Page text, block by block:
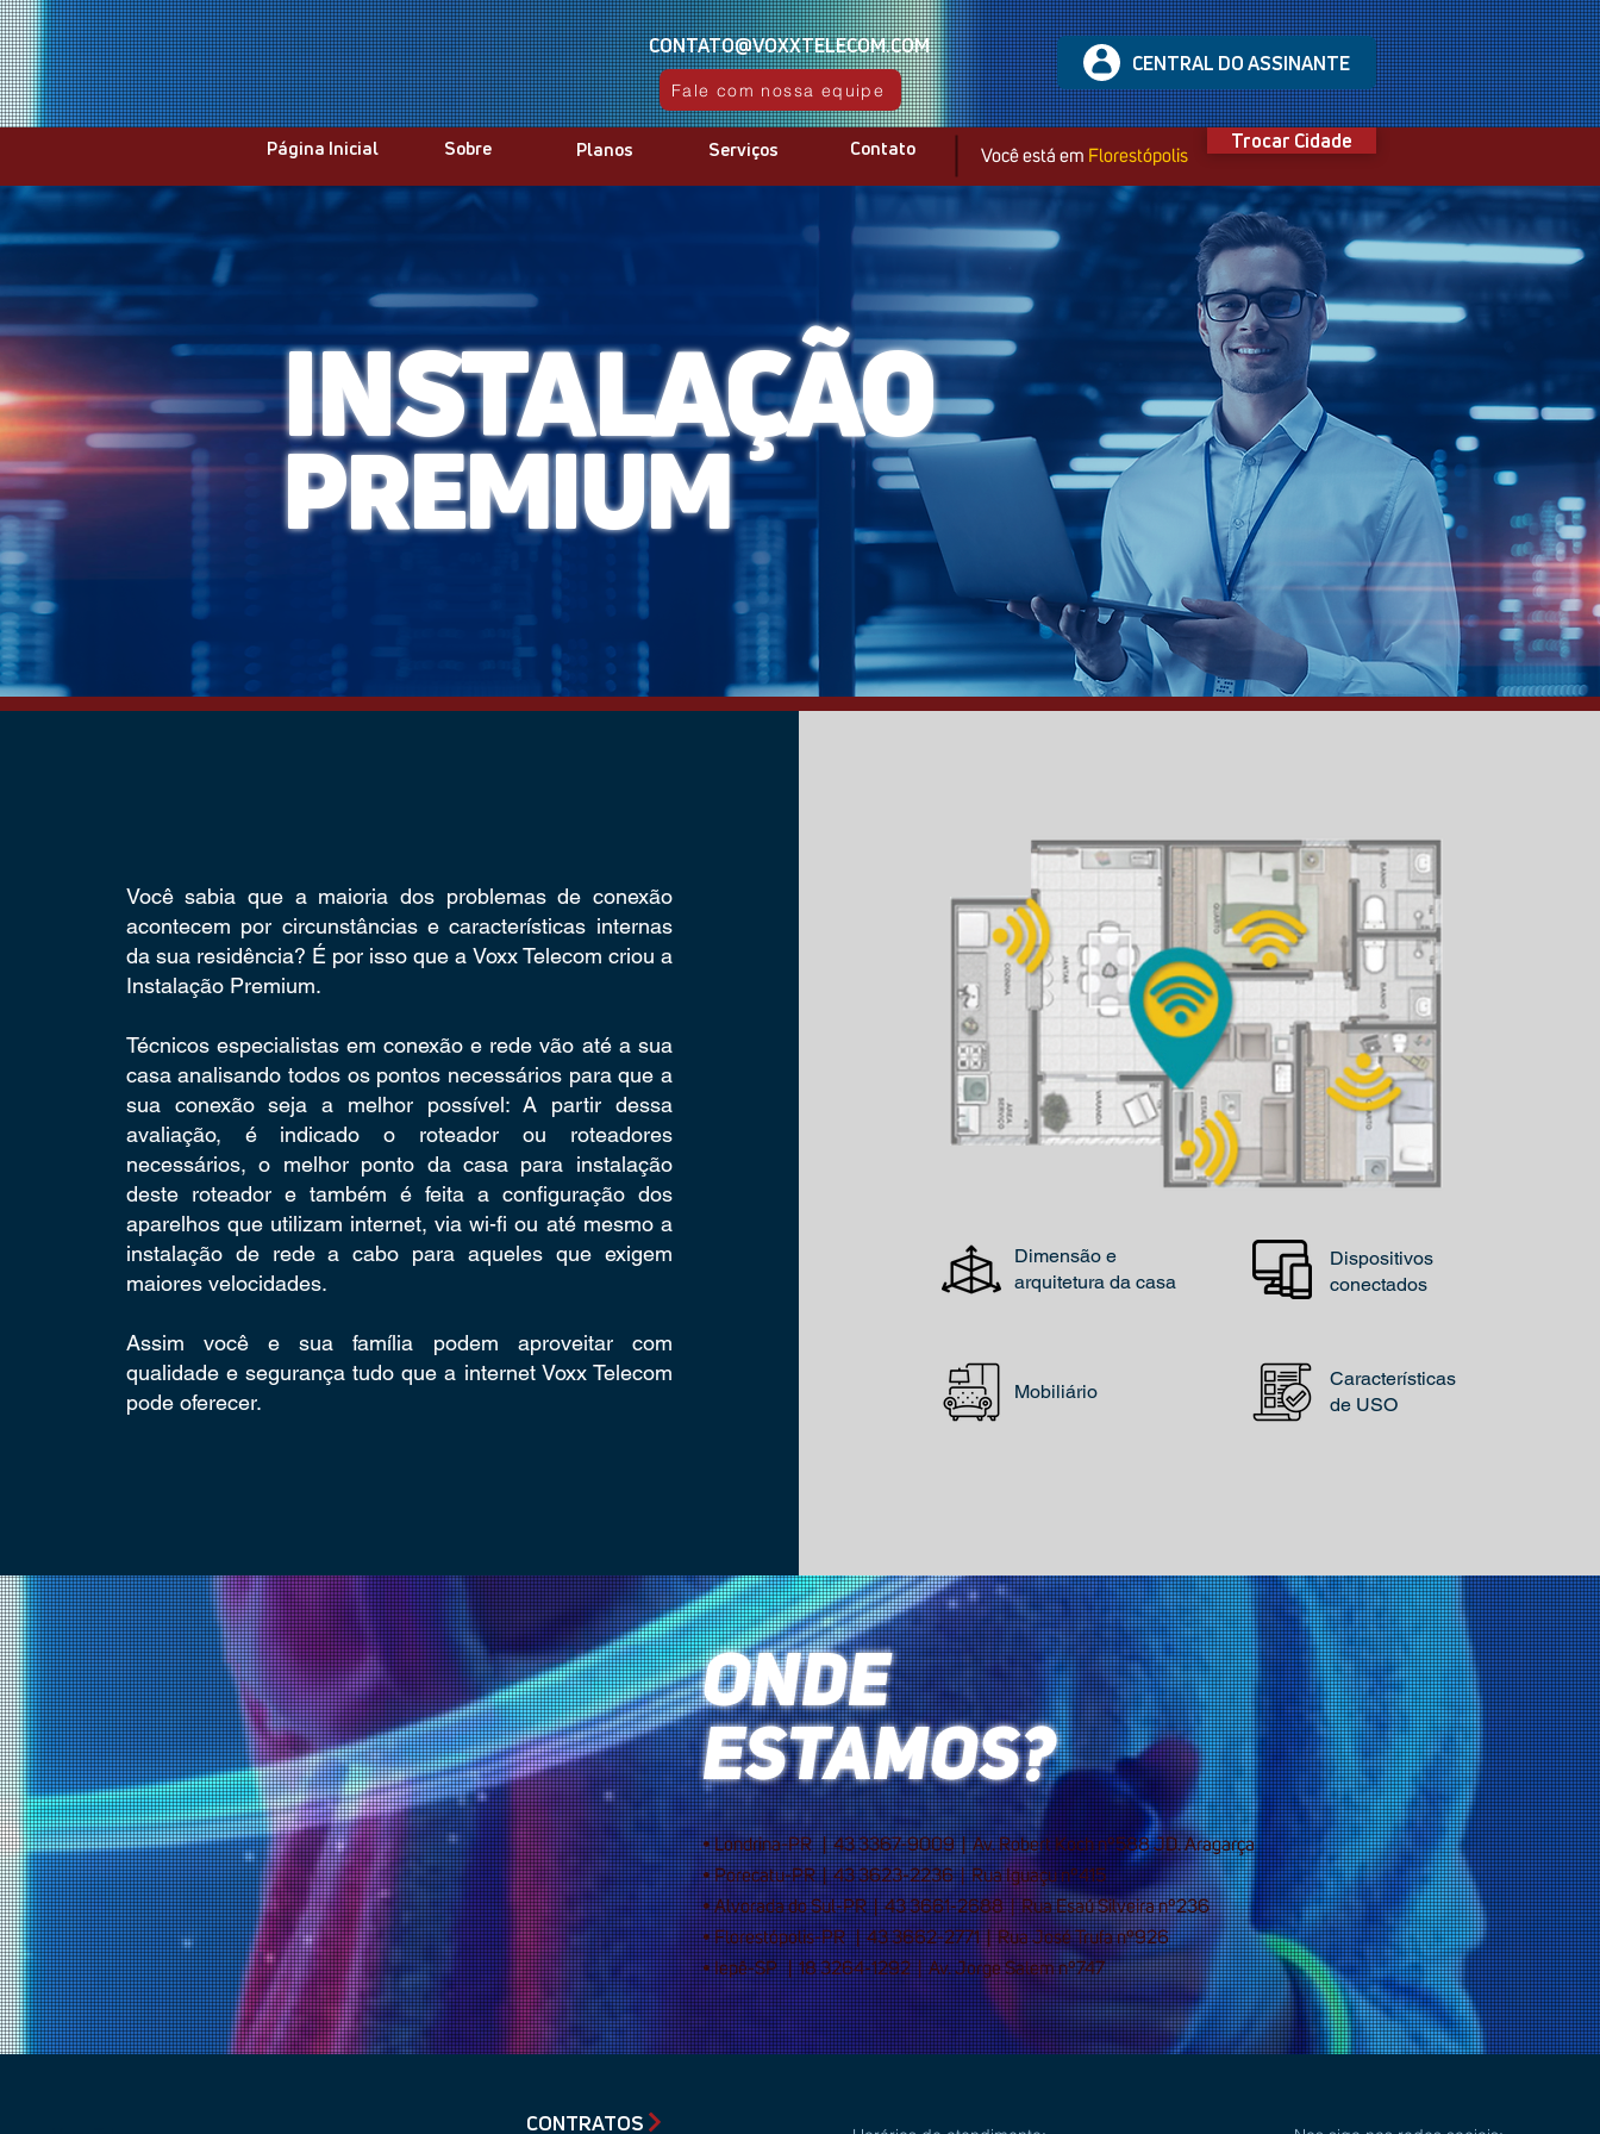
CONTATO@VOXXTELECOM.COM
Fale com nossa equipe
CENTRAL DO ASSINANTE
Página Inicial Sobre Planos Serviços Contato Você está em Florestópolis
Trocar Cidade
INSTALAÇÃO
PREMIUM
Você sabia que a maioria dos problemas de conexão
acontecem por circunstâncias e características internas
da sua residência? É por isso que a Voxx Telecom criou a
Instalação Premium.
Técnicos especialistas em conexão e rede vão até a sua
casa analisando todos os pontos necessários para que a
sua conexão seja a melhor possível: A partir dessa
avaliação, é indicado o roteador ou roteadores
necessários, o melhor ponto da casa para instalação
deste roteador e também é feita a configuração dos
aparelhos que utilizam internet, via wi-fi ou até mesmo a
instalação de rede a cabo para aqueles que exigem
maiores velocidades.
Assim você e sua família podem aproveitar com
qualidade e segurança tudo que a internet Voxx Telecom
pode oferecer.
Dimensão e
arquitetura da casa
Dispositivos
conectados
Mobiliário
Características
de USO
ONDE
ESTAMOS?
• Londrina-PR | 43 3367-9009 | Av. Robert Koch nº588 JD. Aragarça
• Porecatu-PR | 43 3623-2236 | Rua Iguaçu nº415
• Alvorada do Sul-PR | 43 3661-2688 | Rua Esaú Silveira nº236
• Florestópolis-PR | 43 3662-2771 | Rua José Trufa nº926
• Iepê-SP | 18 3264-1292 | Av. Jorge Salem nº747
CONTRATOS